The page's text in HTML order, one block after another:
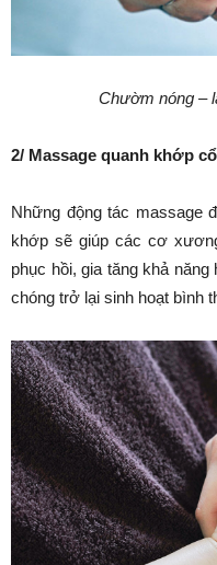
Chườm nóng –
2/ Massage quanh khớp
Những động tác massage
khớp sẽ giúp các cơ
phục hồi, gia tăng khả
chóng trở lại sinh hoạt bình